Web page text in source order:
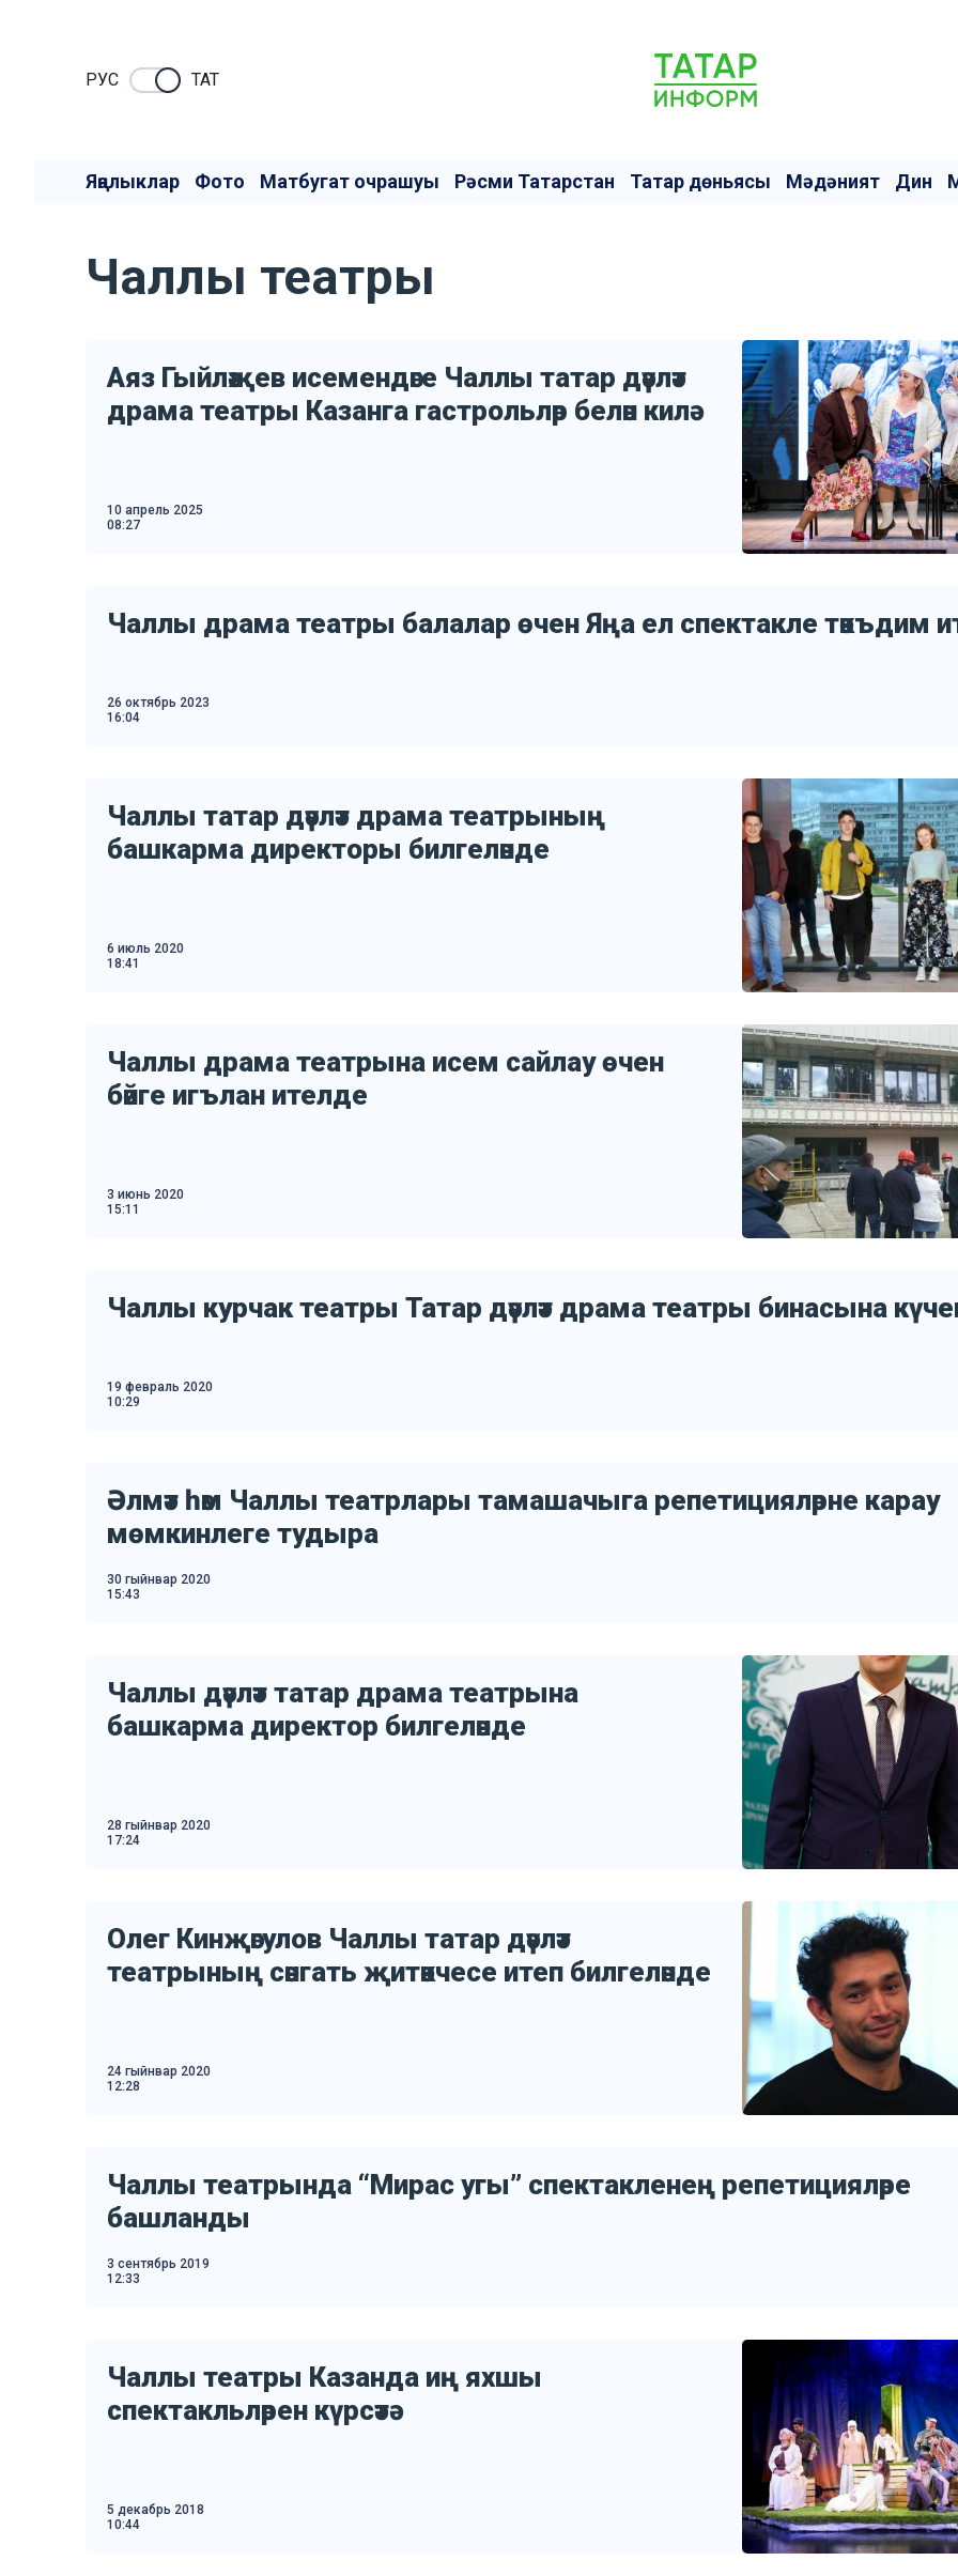
РУC ТАТ
Яңалыклар Фото Матбугат очрашуы Рәсми Татарстан Татар дөньясы Мәдәният Дин
Чаллы театры
Аяз Гыйләҗев исемендәге Чаллы татар дәүләт
драма театры Казанга гастрольләр белән килә
10 апрель 2025
08:27
Чаллы драма театры балалар өчен Яңа ел спектакле тәкъдим
26 октябрь 2023
16:04
Чаллы татар дәүләт драма театрының
башкарма директоры билгеләнде
6 июль 2020
18:41
Чаллы драма театрына исем сайлау өчен
бәйге игълан ителде
3 июнь 2020
15:11
Чаллы курчак театры Татар дәүләт драма театры бинасына
19 февраль 2020
10:29
Әлмәт һәм Чаллы театрлары тамашачыга репетицияләрне карау
мөмкинлеге тудыра
30 гыйнвар 2020
15:43
Чаллы дәүләт татар драма театрына
башкарма директор билгеләнде
28 гыйнвар 2020
17:24
Олег Кинҗәгулов Чаллы татар дәүләт
театрының сәнгать җитәкчесе итеп билгеләнде
24 гыйнвар 2020
12:28
Чаллы театрында “Мирас угы” спектакленең репетицияләре
башланды
3 сентябрь 2019
12:33
Чаллы театры Казанда иң яхшы
спектакльләрен күрсәтә
5 декабрь 2018
10:44